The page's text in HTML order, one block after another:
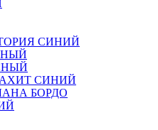
СИНИЙ
СИНИЙ
БОРДО